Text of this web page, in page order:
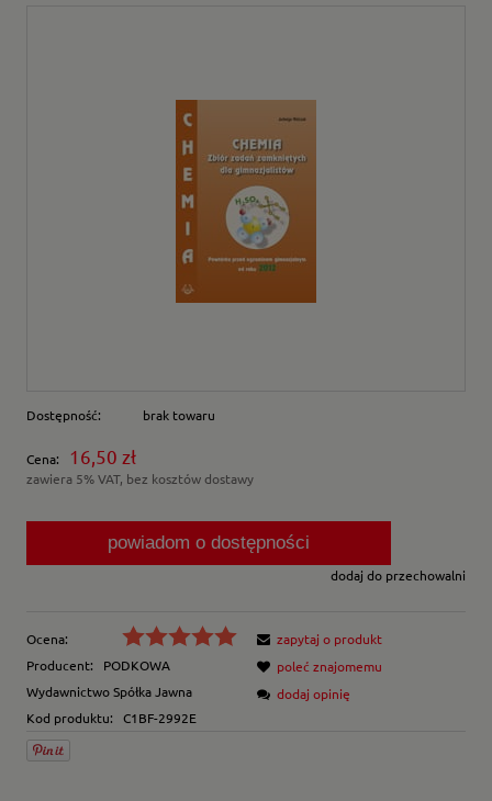
Dostępność: brak towaru
Cena: 16,50 zł
zawiera 5% VAT, bez kosztów dostawy
powiadom o dostępności
dodaj do przechowalni
Ocena:
Producent:
PODKOWA
Wydawnictwo Spółka Jawna
Kod produktu:
C1BF-2992E
zapytaj o produkt
poleć znajomemu
dodaj opinię